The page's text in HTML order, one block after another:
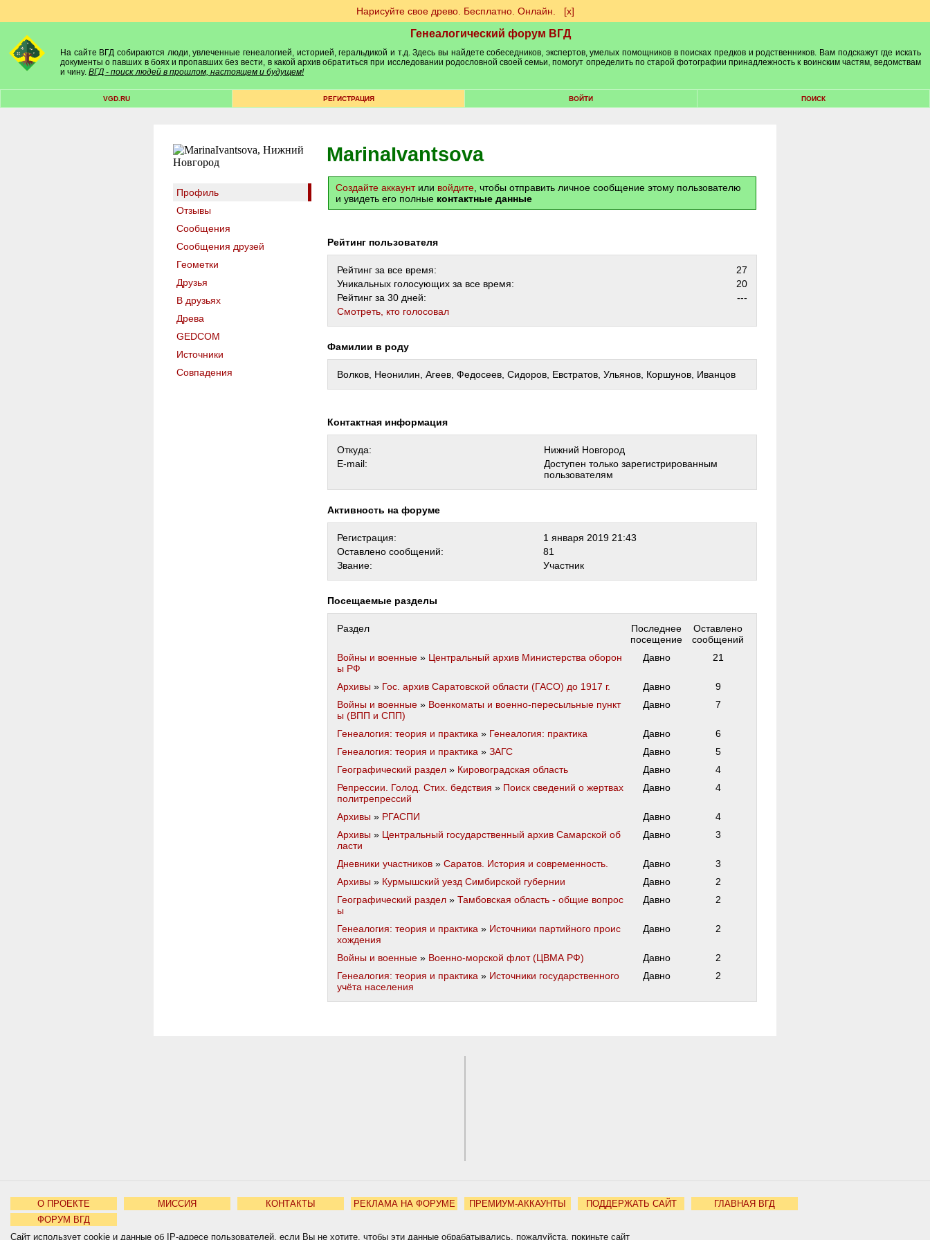
Нарисуйте свое древо. Бесплатно. Онлайн. [х]
Генеалогический форум ВГД
На сайте ВГД собираются люди, увлеченные генеалогией, историей, геральдикой и т.д. Здесь вы найдете собеседников, экспертов, умелых помощников в поисках предков и родственников. Вам подскажут где искать
документы о павших в боях и пропавших без вести, в какой архив обратиться при исследовании родословной своей семьи, помогут определить по старой фотографии принадлежность к воинским частям, ведомствам
и чину. ВГД - поиск людей в прошлом, настоящем и будущем!
VGD.RU РЕГИСТРАЦИЯ ВОЙТИ ПОИСК
Профиль
Отзывы
Сообщения
Сообщения друзей
Геометки
Друзья
В друзьях
Древа
GEDCOM
Источники
Совпадения
MarinaIvantsova
Создайте аккаунтили войдите , чтобы отправить личное сообщение этому пользователю
и увидеть его полные контактные данные
Рейтинг пользователя
Рейтинг за все время:
27
Уникальных голосующих за все время:
20
Рейтинг за 30 дней:
---
Cмотреть, кто голосовал
Фамилии в роду
Волков, Неонилин, Агеев, Федосеев, Сидоров, Евстратов, Ульянов, Коршунов, Иванцов
Контактная информация
Откуда:
Нижний Новгород
E-mail:
Доступен только зарегистрированным
пользователям
Активность на форуме
Регистрация:
1 января 2019 21:43
Оставлено сообщений:
81
Звание:
Участник
Посещаемые разделы
Раздел
Последнее
посещение
Оставлено
сообщений
Войны и военные » Центральный архив Министерства оборон
ы РФ
Давно 21
Архивы » Гос. архив Саратовской области (ГАСО) до 1917 г. Давно
9
Войны и военные » Военкоматы и военно-пересыльные пункт
ы (ВПП и СПП)
Давно 7
Генеалогия: теория и практика » Генеалогия: практика Давно
6
Генеалогия: теория и практика » ЗАГС Давно
5
Географический раздел » Кировоградская область Давно
4
Репрессии. Голод. Стих. бедствия » Поиск сведений о жертвах
политрепрессий
Давно 4
Архивы » РГАСПИ Давно
4
Архивы » Центральный государственный архив Самарской об
ласти
Давно 3
Дневники участников » Саратов. История и современность. Давно
3
Архивы » Курмышский уезд Симбирской губернии Давно
2
Географический раздел » Тамбовская область - общие вопрос
ы
Давно 2
Генеалогия: теория и практика » Источники партийного проис
хождения
Давно 2
Войны и военные » Военно-морской флот (ЦВМА РФ) Давно
2
Генеалогия: теория и практика » Источники государственного
учёта населения
Давно 2
О ПРОЕКТЕ МИССИЯ КОНТАКТЫ РЕКЛАМА НА ФОРУМЕ ПРЕМИУМ-АККАУНТЫ ПОДДЕРЖАТЬ САЙТ
ГЛАВНАЯ ВГД
ФОРУМ ВГД
Сайт использует cookie и данные об IP-адресе пользователей, если Вы не хотите, чтобы эти данные обрабатывались, пожалуйста, покиньте сайт